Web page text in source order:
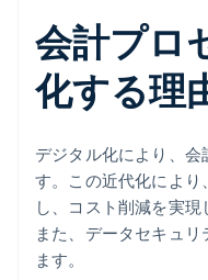
会計プロ
化する理
デジタル化により、
す。この近代化によ
し、コスト削減を実現
また、データセキュ
ます。